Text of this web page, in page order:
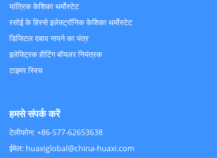
यांत्रिक केशिका थर्मोस्टेट
रसोई के हिस्से इलेक्ट्रॉनिक केशिका थर्मोस्टेट
डिजिटल दबाव नापने का यंत्र
इलेक्ट्रिक हीटिंग बॉयलर नियंत्रक
टाइमर स्विच
हमसे संपर्क करें
टेलीफोन: +86-577-62653638
ईमेल: huaxiglobal@china-huaxi.com